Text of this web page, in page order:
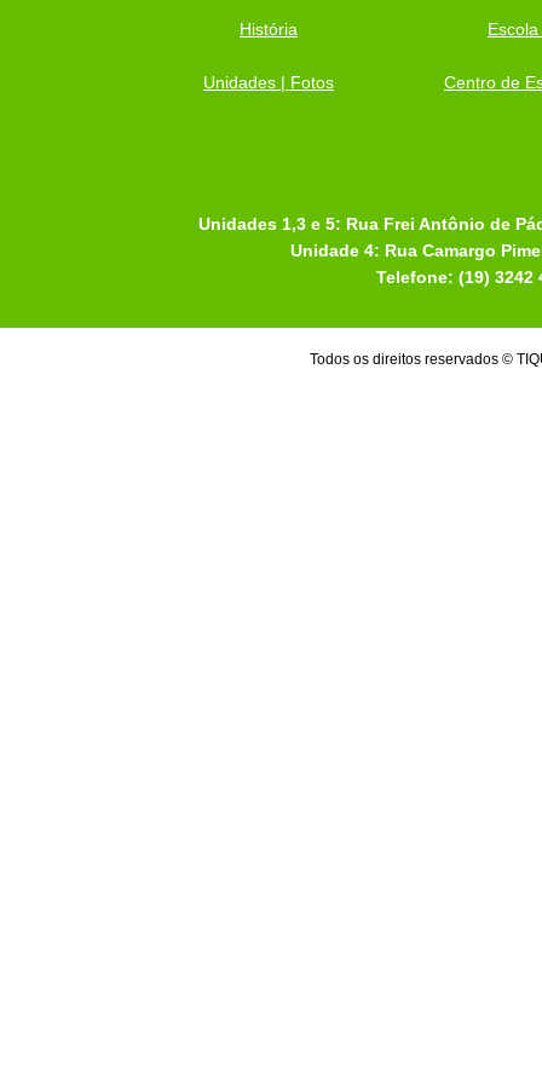
História
Unidades | Fotos Centro de
Unidades 1,3 e 5: Rua Frei Antônio de
Unidade 4: Rua Camargo
Telefone: (19) 3242
Todos os direitos reservados ©